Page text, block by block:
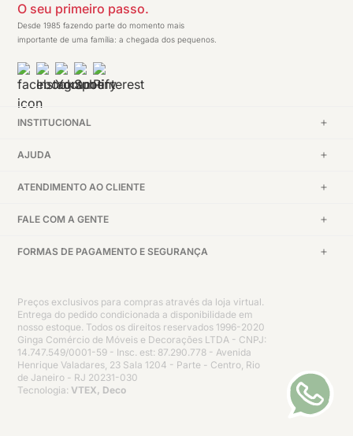
O seu primeiro passo.
Desde 1985 fazendo parte do momento mais
importante de uma família: a chegada dos pequenos.
INSTITUCIONAL
AJUDA
ATENDIMENTO AO CLIENTE
FALE COM A GENTE
FORMAS DE PAGAMENTO E SEGURANÇA
Preços exclusivos para compras através da loja virtual.
Entrega do pedido condicionada a disponibilidade em
nosso estoque. Todos os direitos reservados 1996-2020
Ginga Comércio de Móveis e Decorações LTDA - CNPJ:
14.747.549/0001-59 - Insc. est: 87.290.778 - Avenida
Henrique Valadares, 23 Sala 1204 - Parte - Centro, Rio
de Janeiro - RJ 20231-030
Tecnologia: VTEX, Deco